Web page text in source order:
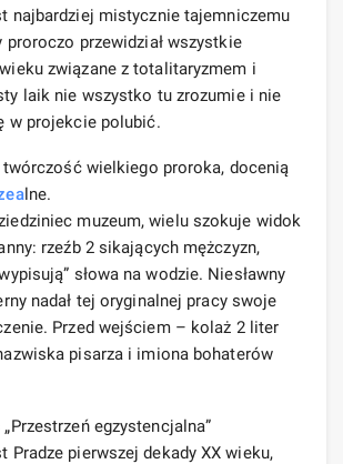
najbardziej mistycznie tajemniczemu
proroczo przewidział wszystkie
związane z totalitaryzmem i
laik nie wszystko tu zrozumie i nie
w projekcie polubić.
twórczość wielkiego proroka, docenią
lne.
muzeum, wielu szokuje widok
rzeźb 2 sikających mężczyzn,
słowa na wodzie. Niesławny
nadał tej oryginalnej pracy swoje
Przed wejściem – kolaż 2 liter
pisarza i imiona bohaterów
egzystencjalna”
Pradze pierwszej dekady XX wieku,